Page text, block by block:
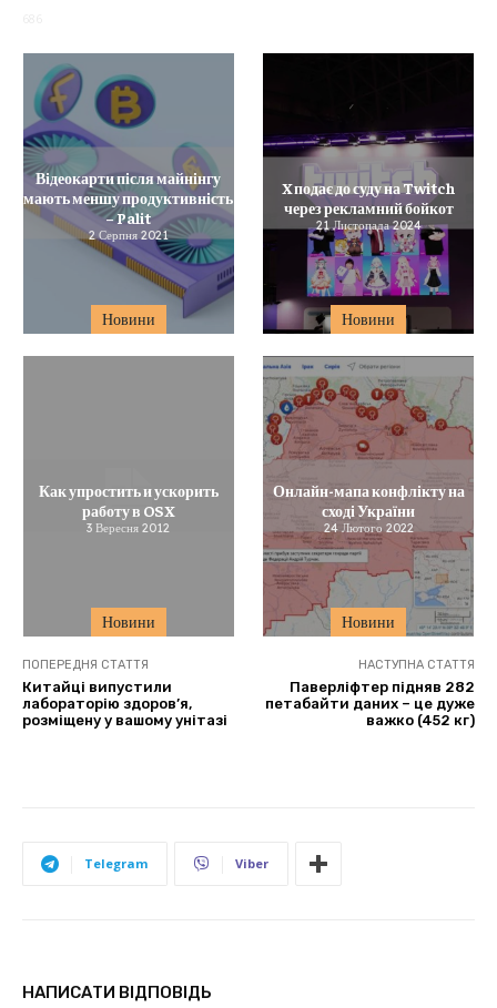
Новини
Відеокарти після майнінгу
мають меншу продуктивність
– Palit
2 Серпня 2021
Новини
X подає до суду на Twitch
через рекламний бойкот
21 Листопада 2024
Новини
Как упростить и ускорить
работу в OS X
3 Вересня 2012
Новини
Онлайн-мапа конфлікту на
сході України
24 Лютого 2022
ПОПЕРЕДНЯ СТАТТЯ
Китайці випустили
лабораторію здоров’я,
розміщену у вашому унітазі
НАСТУПНА СТАТТЯ
Паверліфтер підняв 282
петабайти даних – це дуже
важко (452 кг)
Telegram Viber
НАПИСАТИ ВІДПОВІДЬ